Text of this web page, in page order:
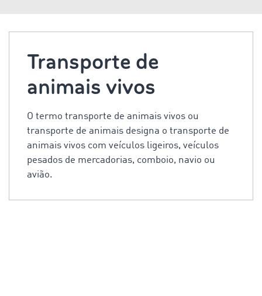
Transporte de
animais vivos
O termo transporte de animais vivos ou
transporte de animais designa o transporte de
animais vivos com veículos ligeiros, veículos
pesados de mercadorias, comboio, navio ou
avião.